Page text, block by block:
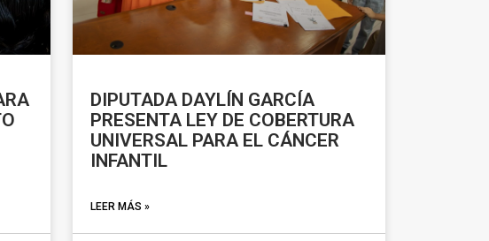
DIPUTADA DAYLÍN GARCÍA
PRESENTA LEY DE COBERTURA
UNIVERSAL PARA EL CÁNCER
INFANTIL
LEER MÁS »